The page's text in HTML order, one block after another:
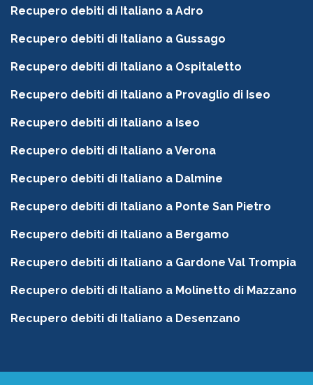
Recupero debiti di Italiano a Adro
Recupero debiti di Italiano a Gussago
Recupero debiti di Italiano a Ospitaletto
Recupero debiti di Italiano a Provaglio di Iseo
Recupero debiti di Italiano a Iseo
Recupero debiti di Italiano a Verona
Recupero debiti di Italiano a Dalmine
Recupero debiti di Italiano a Ponte San Pietro
Recupero debiti di Italiano a Bergamo
Recupero debiti di Italiano a Gardone Val Trompia
Recupero debiti di Italiano a Molinetto di Mazzano
Recupero debiti di Italiano a Desenzano